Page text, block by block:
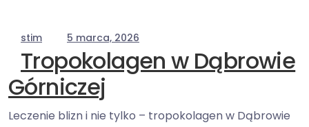
stim 5 marca, 2026
Tropokolagen w Dąbrowie
Górniczej
Leczenie blizn i nie tylko – tropokolagen w Dąbrowie